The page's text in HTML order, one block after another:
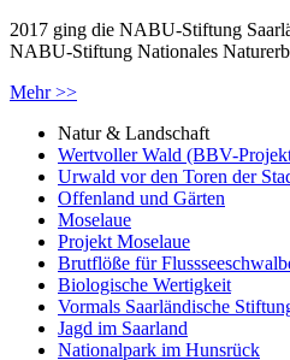
2017 ging die NABU-Stiftung
NABU-Stiftung Nationales
Mehr >>
Natur & Landschaft
Wertvoller Wald (BBV-
Urwald vor den Toren der
Offenland und Gärten
Moselaue
Projekt Moselaue
Brutflöße für
Biologische Wertigkeit
Vormals Saarländische
Jagd im Saarland
Nationalpark im Hunsrück